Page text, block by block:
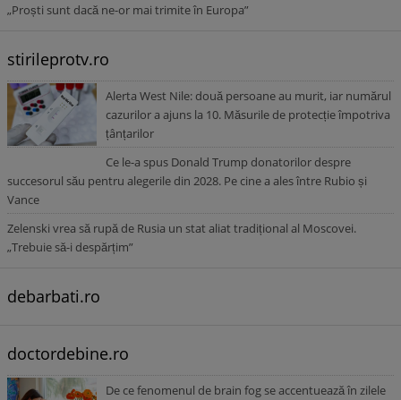
„Proști sunt dacă ne-or mai trimite în Europa”
stirileprotv.ro
Alerta West Nile: două persoane au murit, iar numărul
cazurilor a ajuns la 10. Măsurile de protecție împotriva
țânțarilor
Ce le-a spus Donald Trump donatorilor despre
succesorul său pentru alegerile din 2028. Pe cine a ales între Rubio și
Vance
Zelenski vrea să rupă de Rusia un stat aliat tradițional al Moscovei.
„Trebuie să-i despărțim”
debarbati.ro
doctordebine.ro
De ce fenomenul de brain fog se accentuează în zilele